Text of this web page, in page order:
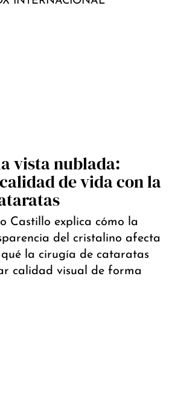
vista nublada:
de vida con la
Castillo explica cómo la
del cristalino afecta
la cirugía de cataratas
calidad visual de forma